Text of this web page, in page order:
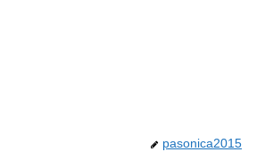
pasonica2015